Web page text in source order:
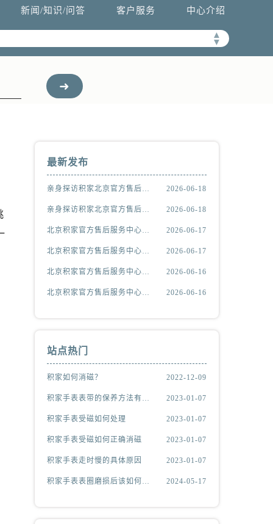
新闻/知识/问答 客户服务 中心介绍
▲
▼
最新发布
亲身探访积家北京官方售后服务中心｜热线电话与网点地址（2026年6月最新） 2026-06-18
亲身探访积家北京官方售后服务中心｜全新官方服务电话与地址（2026年6月最新） 2026-06-18
北京积家官方售后服务中心｜全新官方服务电话与地址权威信息公示（2026年6月最新） 2026-06-17
北京积家官方售后服务中心｜热线电话与网点地址权威信息公示（2026年6月最新） 2026-06-17
北京积家官方售后服务中心｜网点地址及热线权威信息公示（2026年6月最新） 2026-06-16
北京积家官方售后服务中心｜全新服务热线及门店地址权威信息公示（2026年6月最新） 2026-06-16
站点热门
积家如何消磁？ 2022-12-09
积家手表表带的保养方法有哪些？ 2023-01-07
积家手表受磁如何处理 2023-01-07
积家手表受磁如何正确消磁 2023-01-07
积家手表走时慢的具体原因 2023-01-07
积家手表表圈磨损后该如何处理？ 2024-05-17